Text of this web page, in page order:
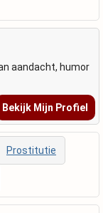
aandacht, humor
Bekijk Mijn Profiel
Prostitutie